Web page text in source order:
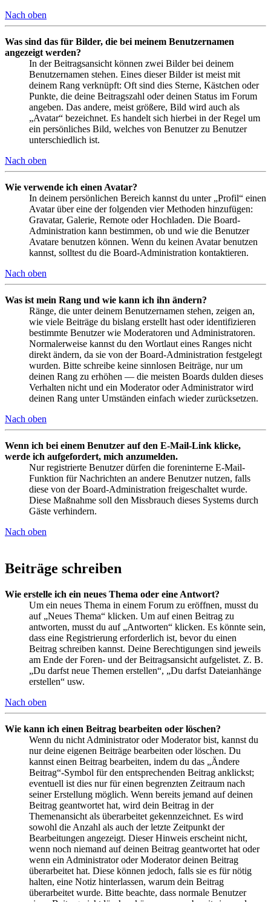
Nach oben
Was sind das für Bilder, die bei meinem Benutzernamen
angezeigt werden?
In der Beitragsansicht können zwei Bilder bei deinem
Benutzernamen stehen. Eines dieser Bilder ist meist mit
deinem Rang verknüpft: Oft sind dies Sterne, Kästchen oder
Punkte, die deine Beitragszahl oder deinen Status im Forum
angeben. Das andere, meist größere, Bild wird auch als
„Avatar“ bezeichnet. Es handelt sich hierbei in der Regel um
ein persönliches Bild, welches von Benutzer zu Benutzer
unterschiedlich ist.
Nach oben
Wie verwende ich einen Avatar?
In deinem persönlichen Bereich kannst du unter „Profil“ einen
Avatar über eine der folgenden vier Methoden hinzufügen:
Gravatar, Galerie, Remote oder Hochladen. Die Board-
Administration kann bestimmen, ob und wie die Benutzer
Avatare benutzen können. Wenn du keinen Avatar benutzen
kannst, solltest du die Board-Administration kontaktieren.
Nach oben
Was ist mein Rang und wie kann ich ihn ändern?
Ränge, die unter deinem Benutzernamen stehen, zeigen an,
wie viele Beiträge du bislang erstellt hast oder identifizieren
bestimmte Benutzer wie Moderatoren und Administratoren.
Normalerweise kannst du den Wortlaut eines Ranges nicht
direkt ändern, da sie von der Board-Administration festgelegt
wurden. Bitte schreibe keine sinnlosen Beiträge, nur um
deinen Rang zu erhöhen — die meisten Boards dulden dieses
Verhalten nicht und ein Moderator oder Administrator wird
deinen Rang unter Umständen einfach wieder zurücksetzen.
Nach oben
Wenn ich bei einem Benutzer auf den E-Mail-Link klicke,
werde ich aufgefordert, mich anzumelden.
Nur registrierte Benutzer dürfen die foreninterne E-Mail-
Funktion für Nachrichten an andere Benutzer nutzen, falls
diese von der Board-Administration freigeschaltet wurde.
Diese Maßnahme soll den Missbrauch dieses Systems durch
Gäste verhindern.
Nach oben
Beiträge schreiben
Wie erstelle ich ein neues Thema oder eine Antwort?
Um ein neues Thema in einem Forum zu eröffnen, musst du
auf „Neues Thema“ klicken. Um auf einen Beitrag zu
antworten, musst du auf „Antworten“ klicken. Es könnte sein,
dass eine Registrierung erforderlich ist, bevor du einen
Beitrag schreiben kannst. Deine Berechtigungen sind jeweils
am Ende der Foren- und der Beitragsansicht aufgelistet. Z. B.
„Du darfst neue Themen erstellen“, „Du darfst Dateianhänge
erstellen“ usw.
Nach oben
Wie kann ich einen Beitrag bearbeiten oder löschen?
Wenn du nicht Administrator oder Moderator bist, kannst du
nur deine eigenen Beiträge bearbeiten oder löschen. Du
kannst einen Beitrag bearbeiten, indem du das „Ändere
Beitrag“-Symbol für den entsprechenden Beitrag anklickst;
eventuell ist dies nur für einen begrenzten Zeitraum nach
seiner Erstellung möglich. Wenn bereits jemand auf deinen
Beitrag geantwortet hat, wird dein Beitrag in der
Themenansicht als überarbeitet gekennzeichnet. Es wird
sowohl die Anzahl als auch der letzte Zeitpunkt der
Bearbeitungen angezeigt. Dieser Hinweis erscheint nicht,
wenn noch niemand auf deinen Beitrag geantwortet hat oder
wenn ein Administrator oder Moderator deinen Beitrag
überarbeitet hat. Diese können jedoch, falls sie es für nötig
halten, eine Notiz hinterlassen, warum dein Beitrag
überarbeitet wurde. Bitte beachte, dass normale Benutzer